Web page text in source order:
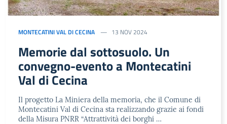
MONTECATINI VAL DI CECINA 13 NOV 2024
Memorie dal sottosuolo. Un
convegno-evento a Montecatini
Val di Cecina
Il progetto La Miniera della memoria, che il Comune di
Montecatini Val di Cecina sta realizzando grazie ai fondi
della Misura PNRR “Attrattività dei borghi …